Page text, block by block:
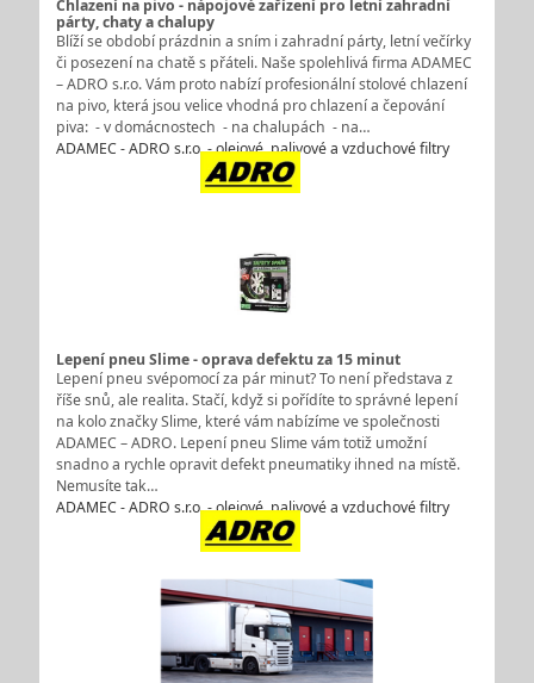
Chlazení na pivo - nápojové zařízení pro letní zahradní
párty, chaty a chalupy
Blíží se období prázdnin a sním i zahradní párty, letní večírky
či posezení na chatě s přáteli. Naše spolehlivá firma ADAMEC
– ADRO s.r.o. Vám proto nabízí profesionální stolové chlazení
na pivo, která jsou velice vhodná pro chlazení a čepování
piva: - v domácnostech - na chalupách - na…
ADAMEC - ADRO s.r.o. - olejové, palivové a vzduchové filtry
Lepení pneu Slime - oprava defektu za 15 minut
Lepení pneu svépomocí za pár minut? To není představa z
říše snů, ale realita. Stačí, když si pořídíte to správné lepení
na kolo značky Slime, které vám nabízíme ve společnosti
ADAMEC – ADRO. Lepení pneu Slime vám totiž umožní
snadno a rychle opravit defekt pneumatiky ihned na místě.
Nemusíte tak…
ADAMEC - ADRO s.r.o. - olejové, palivové a vzduchové filtry